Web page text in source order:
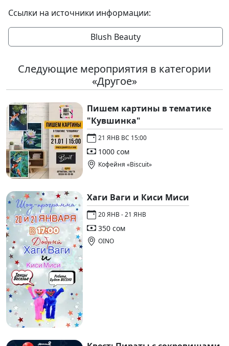
Ссылки на источники информации:
Blush Beauty
Следующие мероприятия в категории
«Другое»
Пишем картины в тематике
"Кувшинка"
21 ЯНВ ВС 15:00
1000 сом
Кофейня «Biscuit»
Хаги Ваги и Киси Миси
20 ЯНВ - 21 ЯНВ
350 сом
OINO